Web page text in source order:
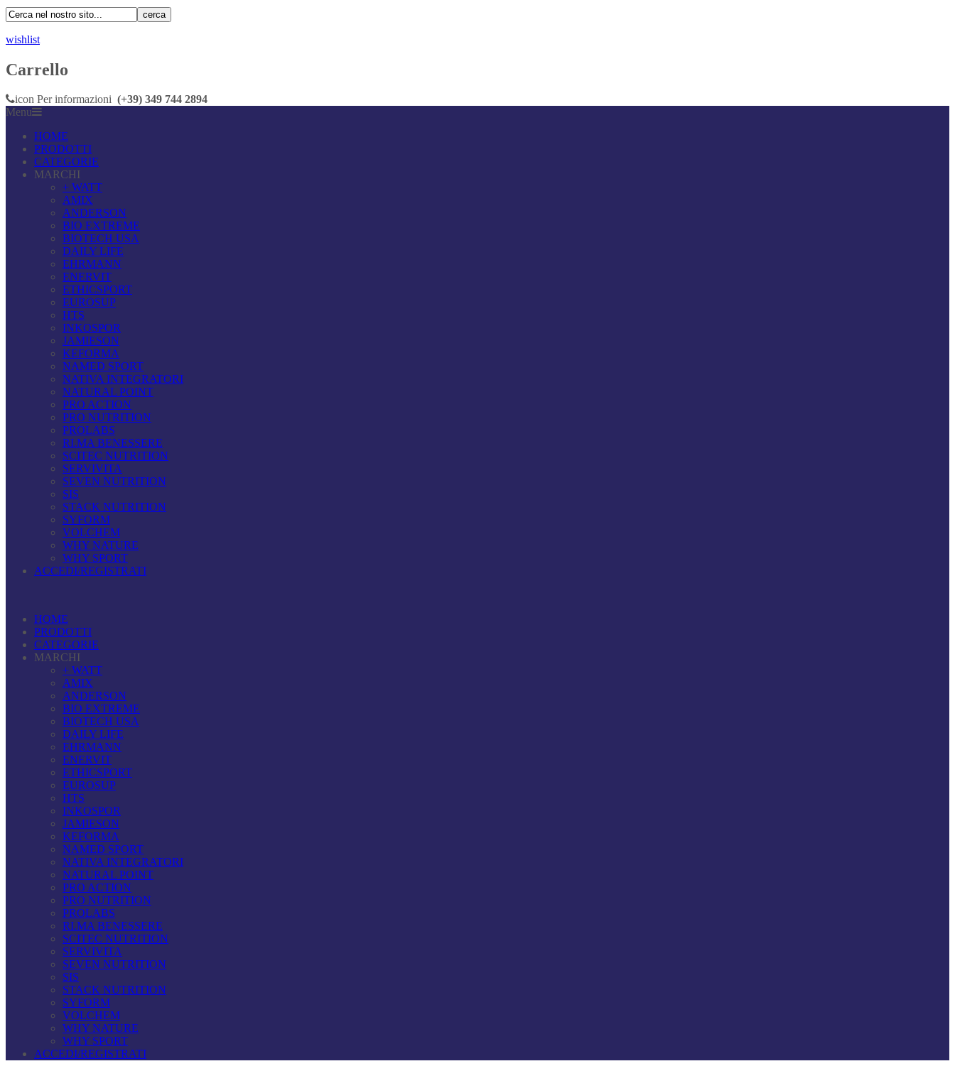
cerca
wishlist
Carrello
icon Per informazioni (+39) 349 744 2894
Menu
HOME
PRODOTTI
CATEGORIE
MARCHI
+ WATT
AMIX
ANDERSON
BIO EXTREME
BIOTECH USA
DAILY LIFE
EHRMANN
ENERVIT
ETHICSPORT
EUROSUP
HTS
INKOSPOR
JAMIESON
KEFORMA
NAMED SPORT
NATIVA INTEGRATORI
NATURAL POINT
PRO ACTION
PRO NUTRITION
PROLABS
RI.MA BENESSERE
SCITEC NUTRITION
SERVIVITA
SEVEN NUTRITION
SIS
STACK NUTRITION
SYFORM
VOLCHEM
WHY NATURE
WHY SPORT
ACCEDI/REGISTRATI
HOME
PRODOTTI
CATEGORIE
MARCHI
+ WATT
AMIX
ANDERSON
BIO EXTREME
BIOTECH USA
DAILY LIFE
EHRMANN
ENERVIT
ETHICSPORT
EUROSUP
HTS
INKOSPOR
JAMIESON
KEFORMA
NAMED SPORT
NATIVA INTEGRATORI
NATURAL POINT
PRO ACTION
PRO NUTRITION
PROLABS
RI.MA BENESSERE
SCITEC NUTRITION
SERVIVITA
SEVEN NUTRITION
SIS
STACK NUTRITION
SYFORM
VOLCHEM
WHY NATURE
WHY SPORT
ACCEDI/REGISTRATI